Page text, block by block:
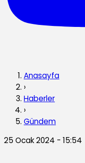
Anasayfa
›
Haberler
›
Gündem
25 Ocak 2024 - 15:54